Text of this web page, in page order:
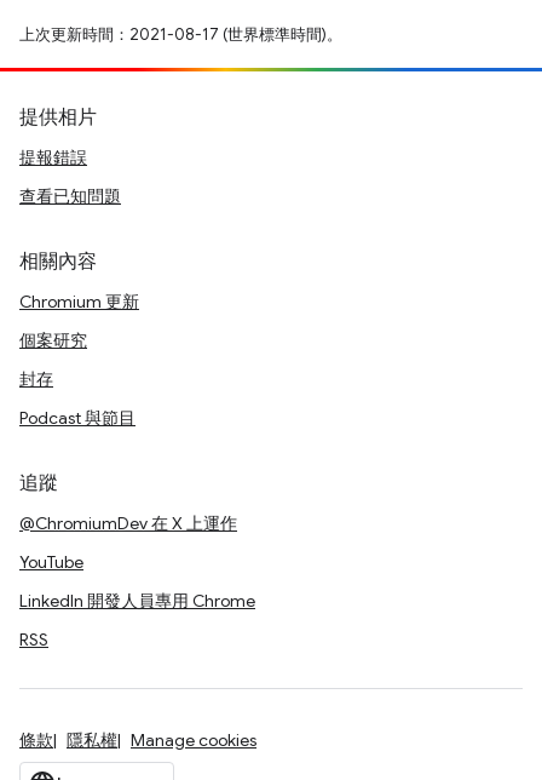
上次更新時間：2021-08-17 (世界標準時間)。
提供相片
提報錯誤
查看已知問題
相關內容
Chromium 更新
個案研究
封存
Podcast 與節目
追蹤
@ChromiumDev 在 X 上運作
YouTube
LinkedIn 開發人員專用 Chrome
RSS
條款 隱私權 Manage cookies